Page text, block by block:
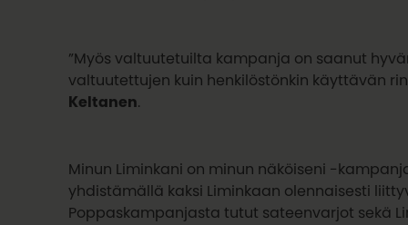
”Myös valtuutetuilta kampanja on saanut
valtuutettujen kuin henkilöstönkin käyttävän
Keltanen
Minun Liminkani on minun näköiseni -
yhdistämällä kaksi Liminkaan olennaisesti
Poppaskampanjasta tutut sateenvarjot sekä